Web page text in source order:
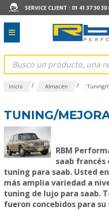
SERVICE CLIENT : 01 41 37 30
Inicio / Almacén / Tuning/
TUNING/
RBM
saab francés
tuning para saab. Usted
más amplia variedad a
tuning de lujo para saab.
fueron concebidos para su